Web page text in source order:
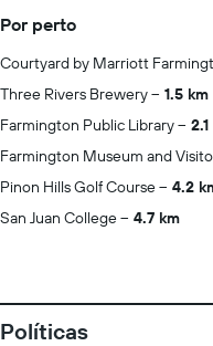
Por perto
Courtyard by Marriott
Three Rivers Brewery
1.5 km
Farmington Public Library
Farmington Museum and
Pinon Hills Golf Course
4.2
San Juan College
4.7 km
Políticas